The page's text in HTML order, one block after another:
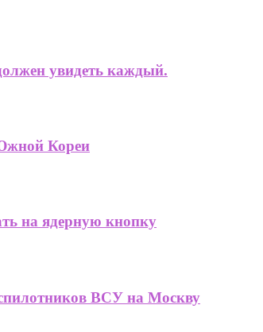
увидеть каждый.
Кореи
на ядерную кнопку
ВСУ на Москву